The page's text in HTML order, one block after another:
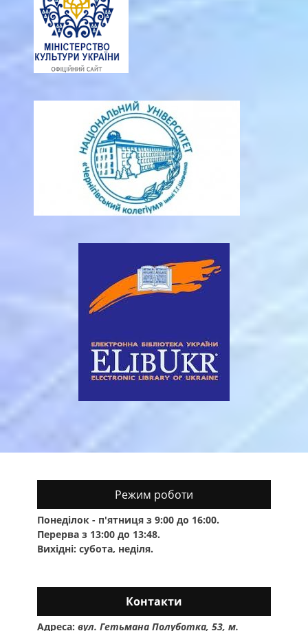
Режим роботи
Понеділок - п'ятниця з 9:00 до 16:00.
Перерва з 13:00 до 13:48.
Вихідні: субота, неділя.
Контакти
Адреса: вул. Гетьмана Полуботка, 53, м.